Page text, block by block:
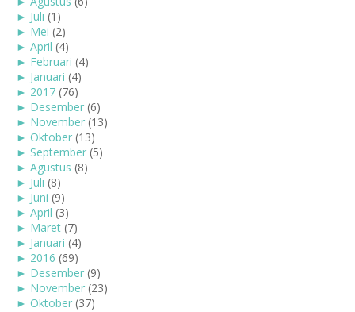
► Juli (1)
► Mei (2)
► April (4)
► Februari (4)
► Januari (4)
► 2017 (76)
► Desember (6)
► November (13)
► Oktober (13)
► September (5)
► Agustus (8)
► Juli (8)
► Juni (9)
► April (3)
► Maret (7)
► Januari (4)
► 2016 (69)
► Desember (9)
► November (23)
► Oktober (37)